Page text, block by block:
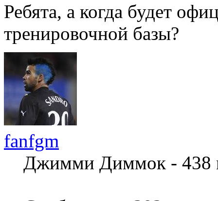
Ребята, а когда будет
тренировочной базы?
fanfgm
Джимми Диммок - 438